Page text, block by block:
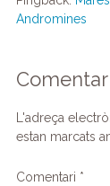
Andromines
Comentar
L'adreça
estan marcats
Comentari *